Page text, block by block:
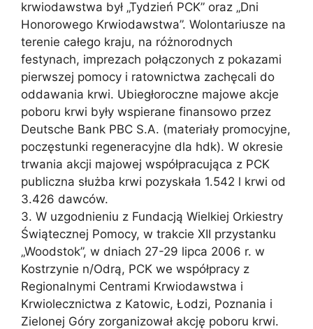
krwiodawstwa był „Tydzień PCK” oraz „Dni
Honorowego Krwiodawstwa”. Wolontariusze na
terenie całego kraju, na różnorodnych
festynach, imprezach połączonych z pokazami
pierwszej pomocy i ratownictwa zachęcali do
oddawania krwi. Ubiegłoroczne majowe akcje
poboru krwi były wspierane finansowo przez
Deutsche Bank PBC S.A. (materiały promocyjne,
poczęstunki regeneracyjne dla hdk). W okresie
trwania akcji majowej współpracująca z PCK
publiczna służba krwi pozyskała 1.542 l krwi od
3.426 dawców.
3. W uzgodnieniu z Fundacją Wielkiej Orkiestry
Świątecznej Pomocy, w trakcie XII przystanku
„Woodstok”, w dniach 27-29 lipca 2006 r. w
Kostrzynie n/Odrą, PCK we współpracy z
Regionalnymi Centrami Krwiodawstwa i
Krwiolecznictwa z Katowic, Łodzi, Poznania i
Zielonej Góry zorganizował akcję poboru krwi.